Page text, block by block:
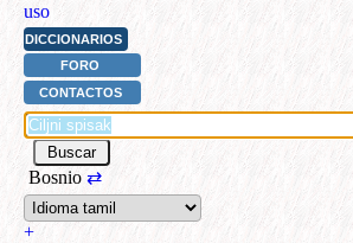
uso
DICCIONARIOS
FORO
CONTACTOS
Bosnio ⇄
+